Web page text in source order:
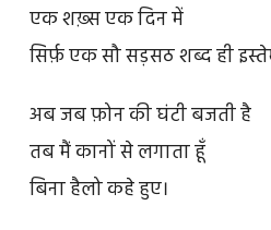
एक शख़्स एक दिन में
सिर्फ़ एक सौ सड़सठ शब्द ही
अब जब फ़ोन की घंटी बजती है
तब मैं कानों से लगाता हूँ
बिना हैलो कहे हुए।